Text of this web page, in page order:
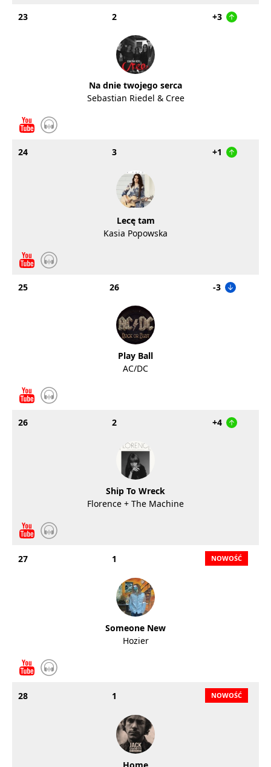
23 2 +3
Na dnie twojego serca
Sebastian Riedel & Cree
24 3 +1
Lecę tam
Kasia Popowska
25 26 -3
Play Ball
AC/DC
26 2 +4
Ship To Wreck
Florence + The Machine
27 1
Someone New
Hozier
28 1